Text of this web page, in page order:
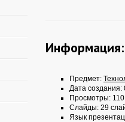
Информация:
Предмет:
Дата создания:
Просмотры:
Слайды: 29
Язык